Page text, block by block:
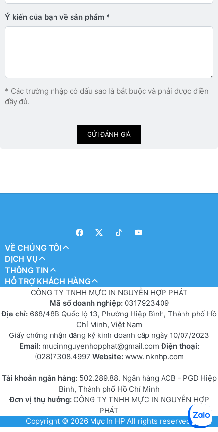
Ý kiến ​​của bạn về sản phẩm
* Các trường nhập có dấu sao là bắt buộc và phải được điền
đầy đủ.
GỬI ĐÁNH GIÁ
VỀ CHÚNG TÔI
DỊCH VỤ
THÔNG TIN
HỖ TRỢ KHÁCH HÀNG
CÔNG TY TNHH MỰC IN NGUYỄN HỢP PHÁT
Mã số doanh nghiệp: 0317923409
Địa chỉ: 668/48B Quốc lộ 13, Phường Hiệp Bình, Thành phố Hồ
Chí Minh, Việt Nam
Giấy chứng nhận đăng ký kinh doanh cấp ngày 10/07/2023
Email: mucinnguyenhopphat@gmail.comĐiện thoại:
(028)7308.4997 Website: www.inknhp.com
Tài khoản ngân hàng: 502.289.88. Ngân hàng ACB - PGD Hiệp
Bình, Thành phố Hồ Chí Minh
Đơn vị thụ hưởng:CÔNG TY TNHH MỰC IN NGUYỄN HỢP
PHÁT
Copyright © 2026 Mực In HP All rights reserved.